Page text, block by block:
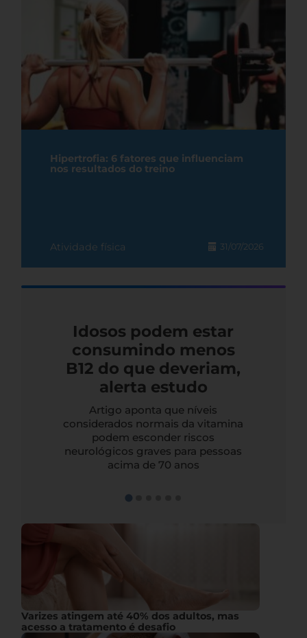
Hipertrofia: 6 fatores que influenciam
nos resultados do treino
Atividade física 31/07/2026
Idosos podem estar
consumindo menos
B12 do que deveriam,
alerta estudo
Artigo aponta que níveis
considerados normais da vitamina
podem esconder riscos
neurológicos graves para pessoas
acima de 70 anos
Varizes atingem até 40% dos adultos, mas
acesso a tratamento é desafio